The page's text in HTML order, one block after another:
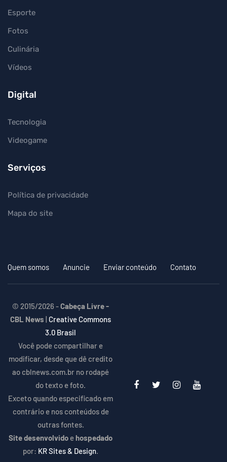
Esporte
Fotos
Culinária
Vídeos
Digital
Tecnologia
Videogame
Serviços
Política de privacidade
Mapa do site
Quem somos Anuncie Enviar conteúdo Contato
© 2015/2026 -Cabeça Livre -
CBL News | Creative Commons
3.0 Brasil
Você pode compartilhar e
modificar, desde que dê credito
ao cblnews.com.br no rodapé
do texto e foto.
Exceto quando especificado em
contrário e nos conteúdos de
outras fontes.
Site desenvolvido ehospedado
por: KR Sites & Design.